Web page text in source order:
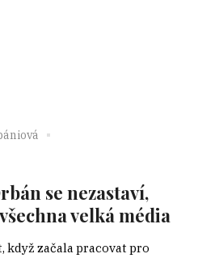
se nezastaví,
velká média
když začala pracovat pro